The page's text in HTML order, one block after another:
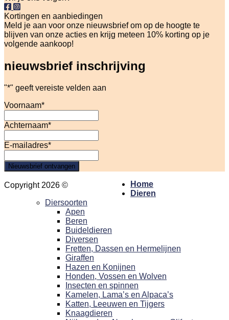
Kortingen en aanbiedingen
Meld je aan voor onze nieuwsbrief om op de hoogte te
blijven van onze acties en krijg meteen 10% korting op je
volgende aankoop!
nieuwsbrief inschrijving
"*" geeft vereiste velden aan
Voornaam*
Achternaam*
E-mailadres*
Nieuwsbrief ontvangen
Copyright 2026 © Hansa Creation
Home
Dieren
Diersoorten
Apen
Beren
Buideldieren
Diversen
Fretten, Dassen en Hermelijnen
Giraffen
Hazen en Konijnen
Honden, Vossen en Wolven
Insecten en spinnen
Kamelen, Lama’s en Alpaca’s
Katten, Leeuwen en Tijgers
Knaagdieren